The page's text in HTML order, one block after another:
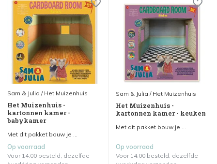
Sam & Julia / Het Muizenhuis
Het Muizenhuis -
kartonnen kamer -
babykamer
Met dit pakket bouw je ...
Op voorraad
Voor 14.00 besteld, dezelfde
Sam & Julia / Het Muizenhuis
Het Muizenhuis -
kartonnen kamer - keuken
Met dit pakket bouw je ...
Op voorraad
Voor 14.00 besteld, dezelfde